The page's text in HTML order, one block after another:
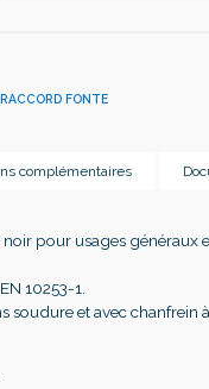
,RACCORD FONTE
complémentaires
pour usages généraux
10253-1.
soudure et avec chanfrein